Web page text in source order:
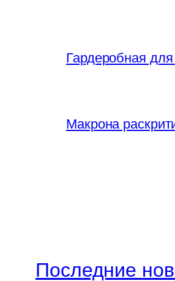
Гардеробная
Макрона
Последние